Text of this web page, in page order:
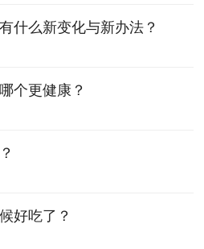
什么新变化与新办法？
个更健康？
好吃了？